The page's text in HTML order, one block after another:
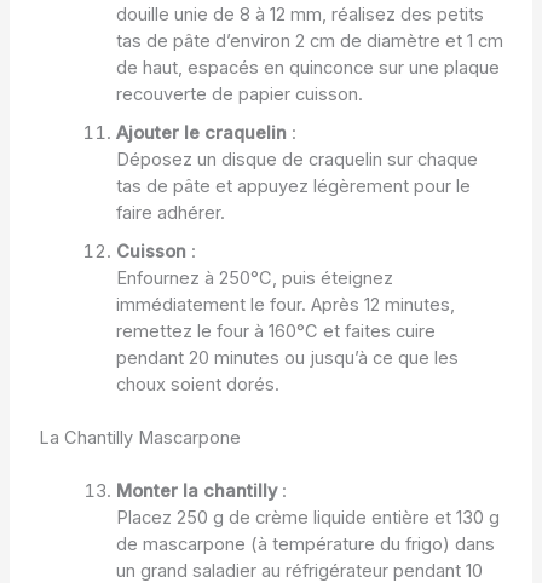
douille unie de 8 à 12 mm, réalisez des petits
tas de pâte d’environ 2 cm de diamètre et 1 cm
de haut, espacés en quinconce sur une plaque
recouverte de papier cuisson.
Ajouter le craquelin:
Déposez un disque de craquelin sur chaque
tas de pâte et appuyez légèrement pour le
faire adhérer.
Cuisson:
Enfournez à 250°C, puis éteignez
immédiatement le four. Après 12 minutes,
remettez le four à 160°C et faites cuire
pendant 20 minutes ou jusqu’à ce que les
choux soient dorés.
La Chantilly Mascarpone
Monter la chantilly:
Placez 250 g de crème liquide entière et 130 g
de mascarpone (à température du frigo) dans
un grand saladier au réfrigérateur pendant 10